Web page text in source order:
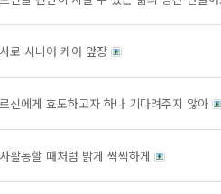
로 시니어 케어 앞장
신에게 효도하고자 하나 기다려주지 않아
활동할 때처럼 밝게 씩씩하게